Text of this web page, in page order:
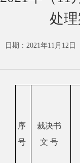
处
日期：2021年11月12日
序
号
裁决书
文 号